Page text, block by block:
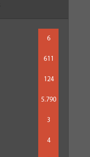
6
611
124
5.790
3
4